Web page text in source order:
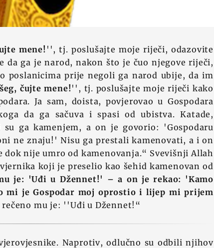
mene! '', tj. poslušajte moje riječi, odazovite
da ga je narod, nakon što je čuo njegove riječi,
poslanicima prije negoli ga narod ubije, da im
čujte mene!'', tj. poslušajte moje riječi kako
Ja sam, doista, povjerovao u Gospodara
da ga sačuva i spasi od ubistva. Katade,
ga kamenjem, a on je govorio: 'Gospodaru
ne znaju!' Nisu ga prestali kamenovati, a i on
nije umro od kamenovanja.“ Svevišnji Allah
koji je preselio kao šehid kamenovan od
je: 'Uđi u Džennet!' – a on je rekao: 'Kamo
mi je Gospodar moj oprostio i lijep mi prijem
mu je: ''Uđi u Džennet!“
Naprotiv, odlučno su odbili njihov